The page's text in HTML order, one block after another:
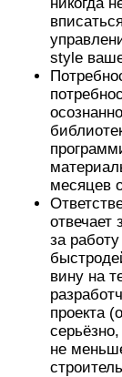
style
месяцев
отвечает
за
вину на
проекта
не